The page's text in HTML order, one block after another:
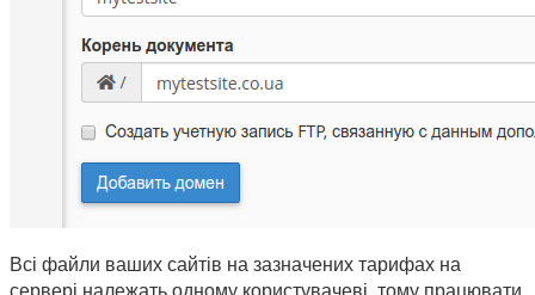
Всі файли ваших сайтів на зазначених тарифах на
сервері належать одному користувачеві, тому працювати